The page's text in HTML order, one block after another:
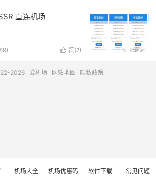
直连机场
 赞(2)
2026 爱机场 网站地图 隐私政策
机场大全 机场优惠码 软件下载 常见问题